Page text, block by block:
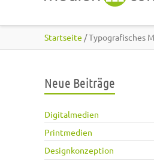
Startseite / Typografisches
Neue Beiträge
Digitalmedien
Printmedien
Designkonzeption